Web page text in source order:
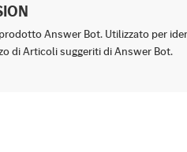
Answer Bot. Utilizzato per
di Articoli suggeriti di Answer Bot.